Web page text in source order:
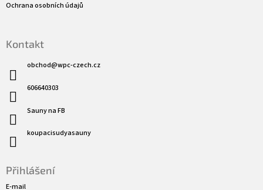
Ochrana osobních údajů
Kontakt
obchod@wpc-czech.cz
606640303
Sauny na FB
koupacisudyasauny
Přihlášení
E-mail